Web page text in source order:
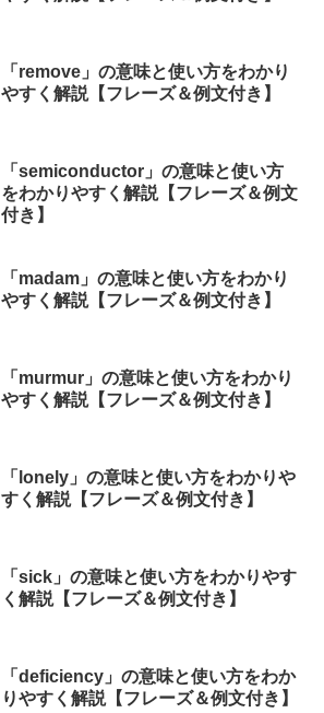
「remove」の意味と使い方をわかり
やすく解説【フレーズ＆例文付き】
「semiconductor」の意味と使い方
をわかりやすく解説【フレーズ＆例文
付き】
「madam」の意味と使い方をわかり
やすく解説【フレーズ＆例文付き】
「murmur」の意味と使い方をわかり
やすく解説【フレーズ＆例文付き】
「lonely」の意味と使い方をわかりや
すく解説【フレーズ＆例文付き】
「sick」の意味と使い方をわかりやす
く解説【フレーズ＆例文付き】
「deficiency」の意味と使い方をわか
りやすく解説【フレーズ＆例文付き】